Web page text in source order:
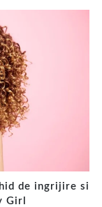
de ingrijire si
Girl